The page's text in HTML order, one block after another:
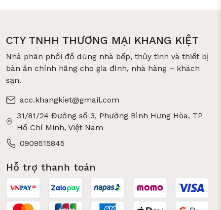
CTY TNHH THƯƠNG MẠI KHANG KIỆT
Nhà phân phối đồ dùng nhà bếp, thủy tinh và thiết bị
bàn ăn chính hãng cho gia đình, nhà hàng – khách
sạn.
acc.khangkiet@gmail.com
31/81/24 Đường số 3, Phường Bình Hưng Hòa, TP
Hồ Chí Minh, Việt Nam
0909515845
Hỗ trợ thanh toán